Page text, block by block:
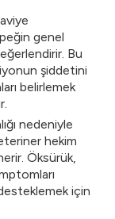
genel
Bu
şiddetini
belirlemek
nedeniyle
hekim
Öksürük,
için